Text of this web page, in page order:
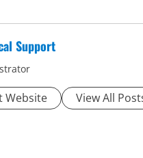
Support
Website View All